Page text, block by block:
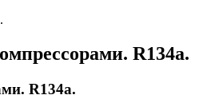
R134а.
R134а.